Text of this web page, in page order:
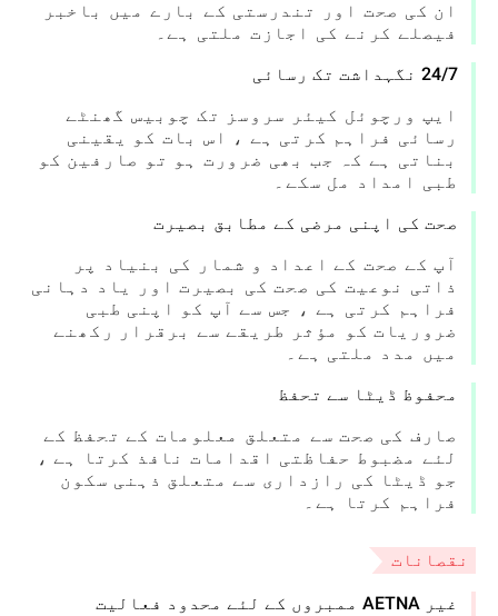
ان کی صحت اور تندرستی کے بارے میں باخبر
فیصلے کرنے کی اجازت ملتی ہے۔
24/7 نگہداشت تک رسائی
ایپ ورچوئل کیئر سروسز تک چوبیس گھنٹے
رسائی فراہم کرتی ہے ، اس بات کو یقینی
بناتی ہے کہ جب بھی ضرورت ہو تو صارفین کو
طبی امداد مل سکے۔
صحت کی اپنی مرضی کے مطابق بصیرت
آپ کے صحت کے اعداد و شمار کی بنیاد پر
ذاتی نوعیت کی صحت کی بصیرت اور یاد دہانی
فراہم کرتی ہے ، جس سے آپ کو اپنی طبی
ضروریات کو مؤثر طریقے سے برقرار رکھنے
میں مدد ملتی ہے۔
محفوظ ڈیٹا سے تحفظ
صارف کی صحت سے متعلق معلومات کے تحفظ کے
لئے مضبوط حفاظتی اقدامات نافذ کرتا ہے ،
جو ڈیٹا کی رازداری سے متعلق ذہنی سکون
فراہم کرتا ہے۔
نقصانات
غیر AETNA ممبروں کے لئے محدود فعالیت